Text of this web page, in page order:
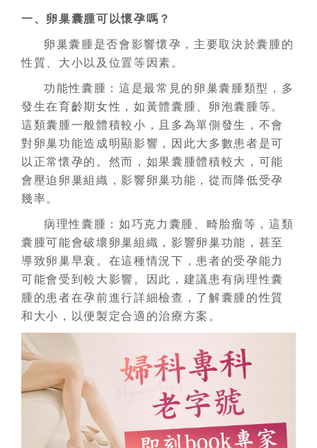
一、卵巢囊腫可以懷孕嗎？
卵巢囊腫是否會影響懷孕，主要取決於囊腫的
性質、大小以及位置等因素。
功能性囊腫：這是最常見的卵巢囊腫類型，多
發生在育齡期女性，如黃體囊腫、卵泡囊腫等。
這類囊腫一般體積較小，且多為單側發生，不會
對卵巢功能造成明顯影響，因此大多數患者是可
以正常懷孕的。然而，如果囊腫體積較大，可能
會壓迫卵巢組織，影響卵巢功能，從而降低受孕
幾率。
病理性囊腫：如巧克力囊腫、畸胎瘤等，這類
囊腫可能會破壞卵巢組織，影響卵巢功能，甚至
導致卵巢早衰。在這種情況下，患者的受孕能力
可能會受到較大影響。因此，建議患有病理性囊
腫的患者在孕前進行詳細檢查，了解囊腫的性質
和大小，以便製定合適的治療方案。